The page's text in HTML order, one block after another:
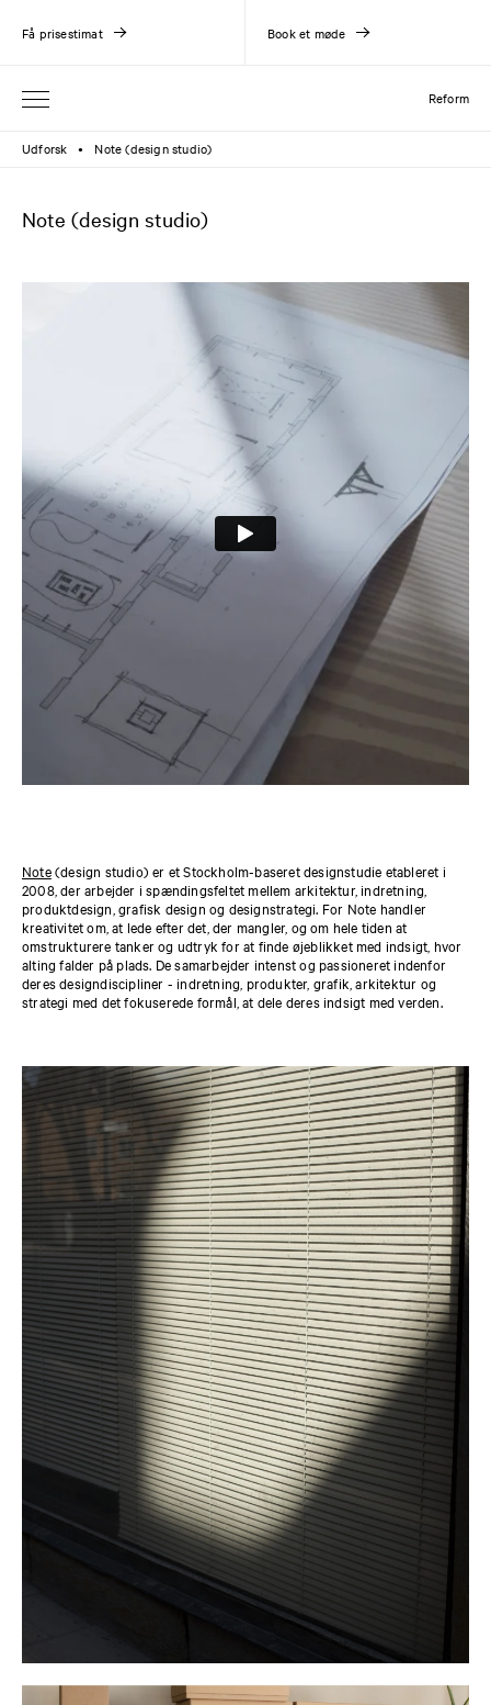
Reform
Få prisestimat Book et møde
Udforsk ● Note (design studio)
Note (design studio)
Note(design studio) er et Stockholm-baseret designstudie etableret i
2008, der arbejder i spændingsfeltet mellem arkitektur, indretning,
produktdesign, grafisk design og designstrategi. For Note handler
kreativitet om, at lede efter det, der mangler, og om hele tiden at
omstrukturere tanker og udtryk for at finde øjeblikket med indsigt, hvor
alting falder på plads. De samarbejder intenst og passioneret indenfor
deres designdiscipliner - indretning, produkter, grafik, arkitektur og
strategi med det fokuserede formål, at dele deres indsigt med verden.